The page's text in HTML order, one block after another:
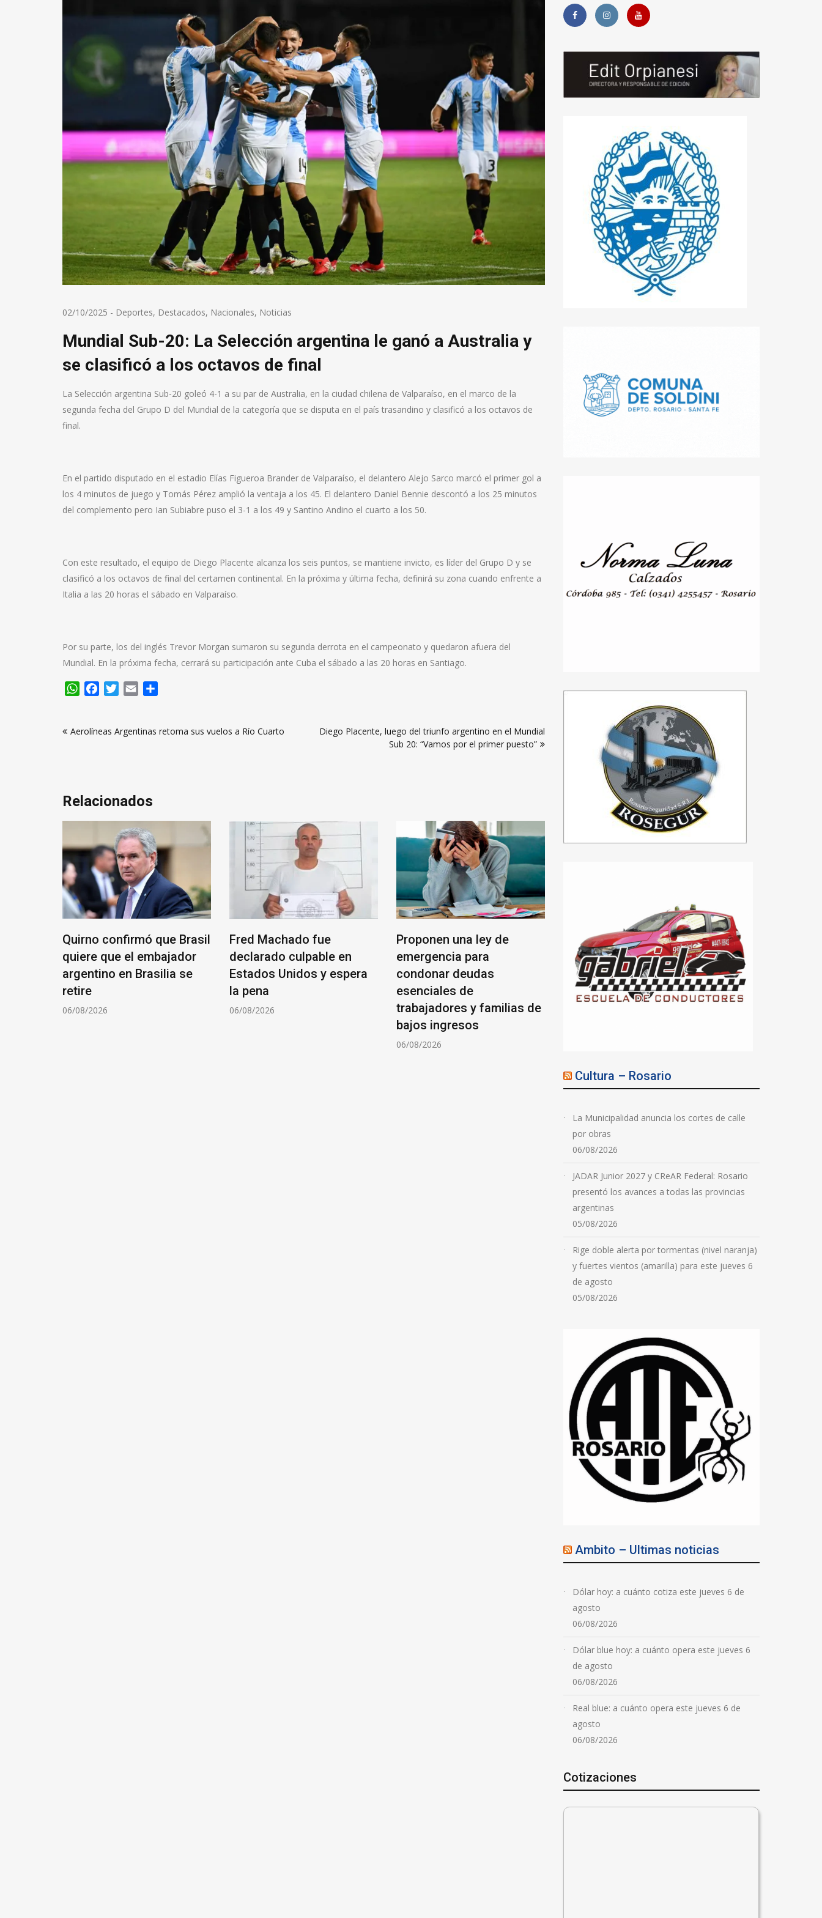
02/10/2025 - Deportes, Destacados, Nacionales, Noticias
Mundial Sub-20: La Selección argentina le ganó a Australia y
se clasificó a los octavos de final
La Selección argentina Sub-20 goleó 4-1 a su par de Australia, en la ciudad chilena de Valparaíso, en el marco de la
segunda fecha del Grupo D del Mundial de la categoría que se disputa en el país trasandino y clasificó a los octavos de
final.
En el partido disputado en el estadio Elías Figueroa Brander de Valparaíso, el delantero Alejo Sarco marcó el primer gol a
los 4 minutos de juego y Tomás Pérez amplió la ventaja a los 45. El delantero Daniel Bennie descontó a los 25 minutos
del complemento pero Ian Subiabre puso el 3-1 a los 49 y Santino Andino el cuarto a los 50.
Con este resultado, el equipo de Diego Placente alcanza los seis puntos, se mantiene invicto, es líder del Grupo D y se
clasificó a los octavos de final del certamen continental. En la próxima y última fecha, definirá su zona cuando enfrente a
Italia a las 20 horas el sábado en Valparaíso.
Por su parte, los del inglés Trevor Morgan sumaron su segunda derrota en el campeonato y quedaron afuera del
Mundial. En la próxima fecha, cerrará su participación ante Cuba el sábado a las 20 horas en Santiago.
WhatsApp
FacebookTwitter
Email
deAerolíneas Argentinas retoma sus vuelos a Río Cuarto
Diego Placente, luego del triunfo argentino en el Mundial
Sub 20: “Vamos por el primer puesto”
Relacionados
Quirno confirmó que Brasil
quiere que el embajador
argentino en Brasilia se
retire
06/08/2026
Fred Machado fue
declarado culpable en
Estados Unidos y espera
la pena
06/08/2026
Proponen una ley de
emergencia para
condonar deudas
esenciales de
trabajadores y familias de
bajos ingresos
06/08/2026
Javkin: «Rosario está de
vuelta y nunca la van a
poder parar»
06/08/2026
Cultura – Rosario
La Municipalidad anuncia los cortes de calle
por obras
06/08/2026
JADAR Junior 2027 y CReAR Federal: Rosario
presentó los avances a todas las provincias
argentinas
05/08/2026
Rige doble alerta por tormentas (nivel naranja)
y fuertes vientos (amarilla) para este jueves 6
de agosto
05/08/2026
Ambito – Ultimas noticias
Dólar hoy: a cuánto cotiza este jueves 6 de
agosto
06/08/2026
Dólar blue hoy: a cuánto opera este jueves 6
de agosto
06/08/2026
Real blue: a cuánto opera este jueves 6 de
agosto
06/08/2026
Cotizaciones